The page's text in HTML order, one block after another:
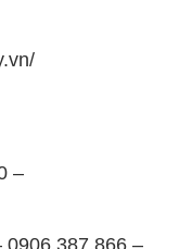
–
0906.387.866 –